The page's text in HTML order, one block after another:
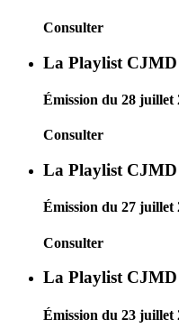
Consulter
La Playlist CJMD
Émission du 28 juillet
Consulter
La Playlist CJMD
Émission du 27 juillet
Consulter
La Playlist CJMD
Émission du 23 juillet